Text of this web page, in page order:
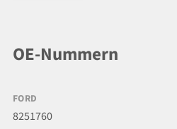
OE-Nummern
FORD
8251760